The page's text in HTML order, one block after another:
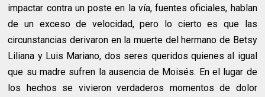
impactar contra un poste en la vía, fuentes oficiales, hablan
de un exceso de velocidad, pero lo cierto es que las
circunstancias derivaron en la muerte del hermano de Betsy
Liliana y Luis Mariano, dos seres queridos quienes al igual
que su madre sufren la ausencia de Moisés. En el lugar de
los hechos se vivieron verdaderos momentos de dolor